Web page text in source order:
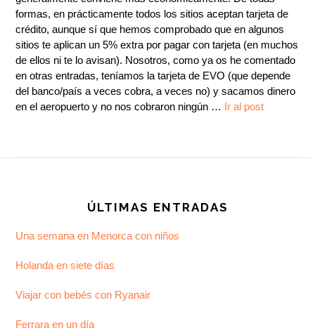
formas, en prácticamente todos los sitios aceptan tarjeta de
crédito, aunque sí que hemos comprobado que en algunos
sitios te aplican un 5% extra por pagar con tarjeta (en muchos
de ellos ni te lo avisan). Nosotros, como ya os he comentado
en otras entradas, teníamos la tarjeta de EVO (que depende
del banco/país a veces cobra, a veces no) y sacamos dinero
en el aeropuerto y no nos cobraron ningún … Ir al post
ÚLTIMAS ENTRADAS
Una semana en Menorca con niños
Holanda en siete días
Viajar con bebés con Ryanair
Ferrara en un día